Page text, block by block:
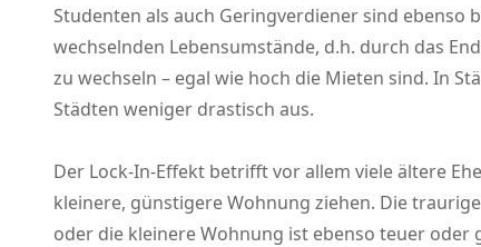
Studenten als auch Geringverdiener sind
wechselnden Lebensumstände, d.h. durch das
zu wechseln – egal wie hoch die Mieten sind. In
Städten weniger drastisch aus.
Der Lock-In-Effekt betrifft vor allem viele ältere
kleinere, günstigere Wohnung ziehen. Die
oder die kleinere Wohnung ist ebenso teuer oder